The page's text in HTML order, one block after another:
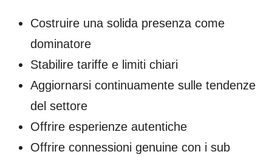
Costruire una solida presenza come
dominatore
Stabilire tariffe e limiti chiari
Aggiornarsi continuamente sulle tendenze
del settore
Offrire esperienze autentiche
Offrire connessioni genuine con i sub